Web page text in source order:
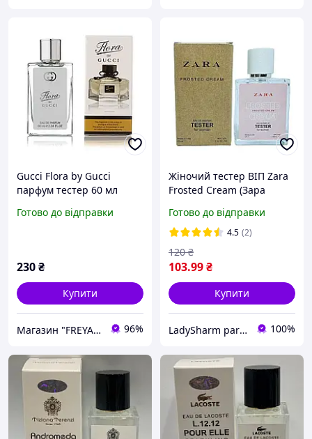
Gucci Flora by Gucci
парфум тестер 60 мл
Готово до відправки
230₴
Купити
Магазин "FREYAmarket" 96%
Жіночий тестер ВІП Zara
Frosted Cream (Зара
60 мл
Готово до відправки
4.5 (2)
103.99₴
120 ₴
Купити
LadySharm parfum-opt 100%